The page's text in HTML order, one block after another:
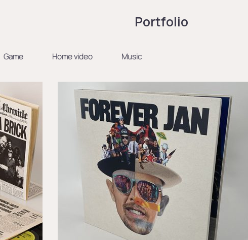
Portfolio
Game Home video Music